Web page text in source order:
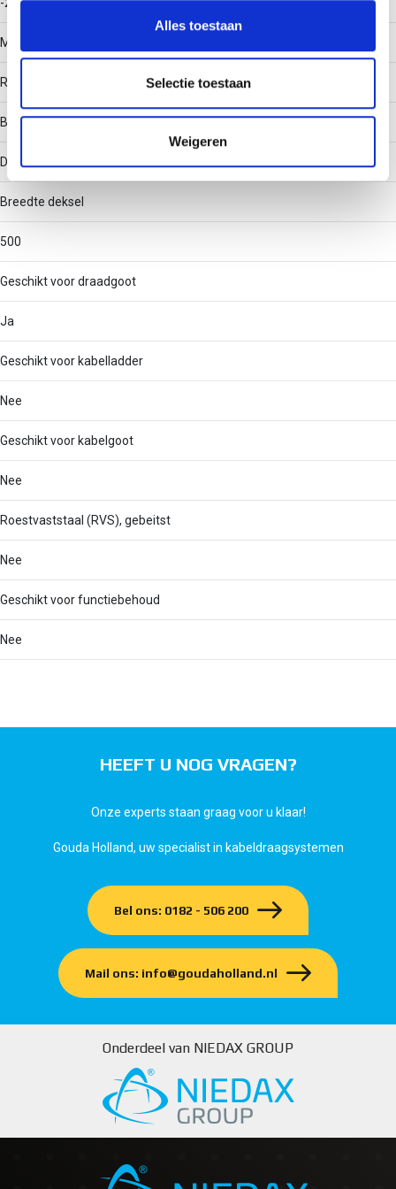
en om ons websiteverkeer te analyseren. Ook delen we
partners voor social media, adverteren en analyse. Deze
partners kunnen deze gegevens combineren met andere
informatie die u aan ze heeft verstrekt of die ze hebben
verzameld op basis van uw gebruik van hun services.
Alles toestaan
Selectie toestaan
Weigeren
Materiaal
Roestvaststaal (RVS)
Bevestigingswijze
Dekselklem
Breedte deksel
500
Geschikt voor draadgoot
Ja
Geschikt voor kabelladder
Nee
Geschikt voor kabelgoot
Nee
Roestvaststaal (RVS), gebeitst
Nee
Geschikt voor functiebehoud
Nee
HEEFT U NOG VRAGEN?
Onze experts staan graag voor u klaar!
Gouda Holland, uw specialist in kabeldraagsystemen
Bel ons: 0182 - 506 200
Mail ons: info@goudaholland.nl
Onderdeel van NIEDAX GROUP